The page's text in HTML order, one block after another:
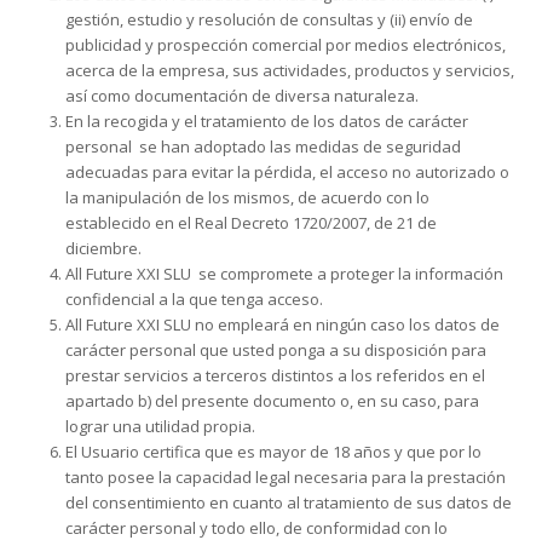
gestión, estudio y resolución de consultas y (ii) envío de
publicidad y prospección comercial por medios electrónicos,
acerca de la empresa, sus actividades, productos y servicios,
así como documentación de diversa naturaleza.
En la recogida y el tratamiento de los datos de carácter
personal se han adoptado las medidas de seguridad
adecuadas para evitar la pérdida, el acceso no autorizado o
la manipulación de los mismos, de acuerdo con lo
establecido en el Real Decreto 1720/2007, de 21 de
diciembre.
All Future XXI SLU se compromete a proteger la información
confidencial a la que tenga acceso.
All Future XXI SLU no empleará en ningún caso los datos de
carácter personal que usted ponga a su disposición para
prestar servicios a terceros distintos a los referidos en el
apartado b) del presente documento o, en su caso, para
lograr una utilidad propia.
El Usuario certifica que es mayor de 18 años y que por lo
tanto posee la capacidad legal necesaria para la prestación
del consentimiento en cuanto al tratamiento de sus datos de
carácter personal y todo ello, de conformidad con lo